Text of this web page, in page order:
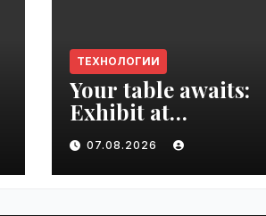
ТЕХНОЛОГИИ
Your table awaits:
Exhibit at
TechCrunch Disrupt
2026 to be seen by
thousands |
07.08.2026